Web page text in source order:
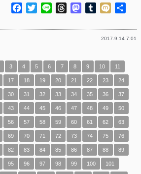
Facebook
TwitterLine ThreadsMastodon
Tumblr
Mixi
2017.9.14 7:01
3 4 5 6 7 8 9 10 11
17 18 19 20 21 22 23 24
30 31 32 33 34 35 36 37
43 44 45 46 47 48 49 50
56 57 58 59 60 61 62 63
69 70 71 72 73 74 75 76
82 83 84 85 86 87 88 89
95 96 97 98 99 100 101